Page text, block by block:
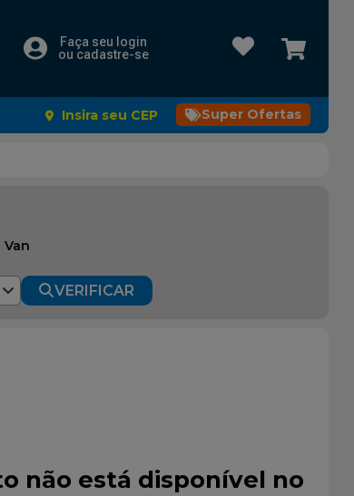
Faça seu login
ou cadastre-se
Insira seu CEP Super Ofertas
Van
VERIFICAR
não está disponível no